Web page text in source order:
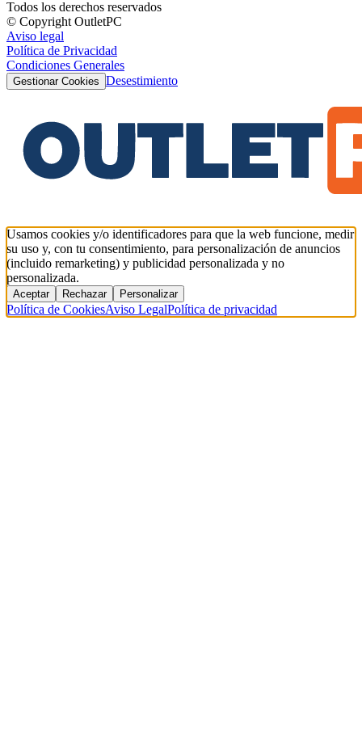
Todos los derechos reservados
© Copyright OutletPC
Aviso legal
Política de Privacidad
Condiciones Generales
Gestionar Cookies Desestimiento
Usamos cookies y/o identificadores para que la web funcione, medir
su uso y, con tu consentimiento, para personalización de anuncios
(incluido remarketing) y publicidad personalizada y no
personalizada.
Aceptar Rechazar Personalizar
Política de CookiesAviso LegalPolítica de privacidad